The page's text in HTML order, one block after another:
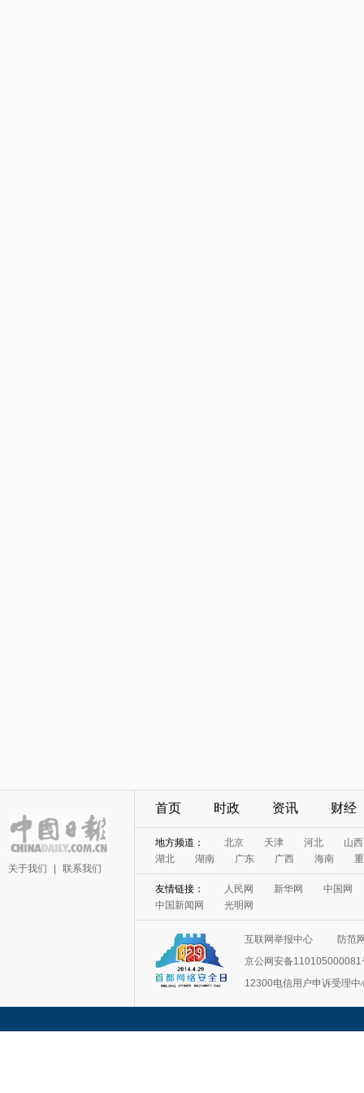
关于我们 联系我们
首页 时政 资讯 财经
地方频道： 北京 天津 河北
山西
湖北
湖南 广东 广西 海南
友情链接： 人民网 新华网
中国网
中国新闻网
光明网
互联网举报中心
防范
京公网安备110105000081
12300电信用户申诉受理中